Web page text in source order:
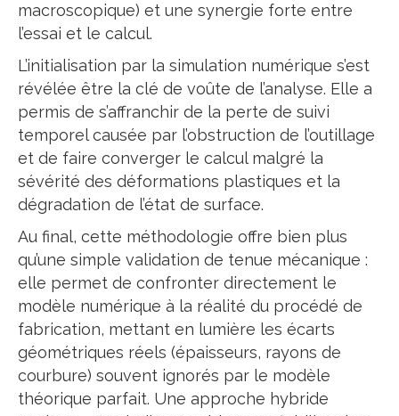
macroscopique) et une synergie forte entre
l’essai et le calcul.
L’initialisation par la simulation numérique s’est
révélée être la clé de voûte de l’analyse. Elle a
permis de s’affranchir de la perte de suivi
temporel causée par l’obstruction de l’outillage
et de faire converger le calcul malgré la
sévérité des déformations plastiques et la
dégradation de l’état de surface.
Au final, cette méthodologie offre bien plus
qu’une simple validation de tenue mécanique :
elle permet de confronter directement le
modèle numérique à la réalité du procédé de
fabrication, mettant en lumière les écarts
géométriques réels (épaisseurs, rayons de
courbure) souvent ignorés par le modèle
théorique parfait. Une approche hybride